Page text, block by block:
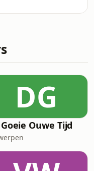
DG
Ouwe Tijd